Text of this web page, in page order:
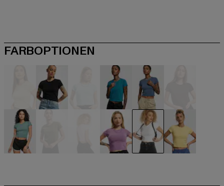
FARBOPTIONEN
beige blau blau braun